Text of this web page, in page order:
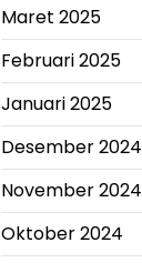
Maret 2025
Februari 2025
Januari 2025
Desember 2024
November 2024
Oktober 2024